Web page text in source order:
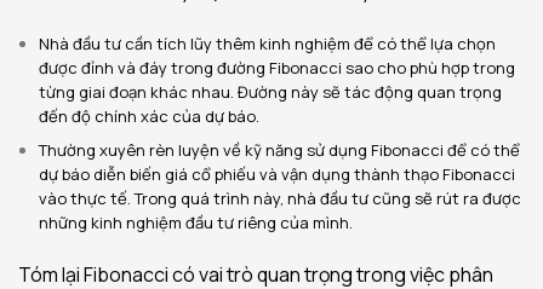
Nhà đầu tư cần tích lũy thêm kinh nghiệm để có thể lựa chọn
được đỉnh và đáy trong đường Fibonacci sao cho phù hợp trong
từng giai đoạn khác nhau. Đường này sẽ tác động quan trọng
đến độ chính xác của dự báo.
Thường xuyên rèn luyện về kỹ năng sử dụng Fibonacci để có thể
dự báo diễn biến giá cổ phiếu và vận dụng thành thạo Fibonacci
vào thực tế. Trong quá trình này, nhà đầu tư cũng sẽ rút ra được
những kinh nghiệm đầu tư riêng của mình.
Tóm lại Fibonacci có vai trò quan trọng trong việc phân